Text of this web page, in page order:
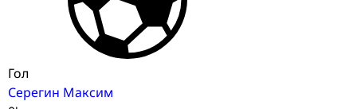
Гол
Серегин Максим